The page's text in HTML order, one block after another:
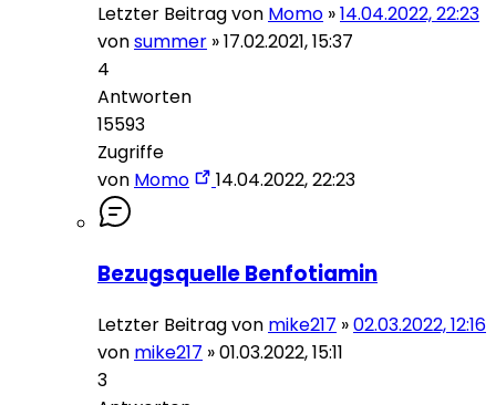
Letzter Beitrag von Momo »14.04.2022, 22:23
vonsummer »17.02.2021, 15:37
4
Antworten
15593
Zugriffe
von Momo 14.04.2022, 22:23
Bezugsquelle Benfotiamin
Letzter Beitrag von mike217 »02.03.2022, 12:16
von mike217 »01.03.2022, 15:11
3